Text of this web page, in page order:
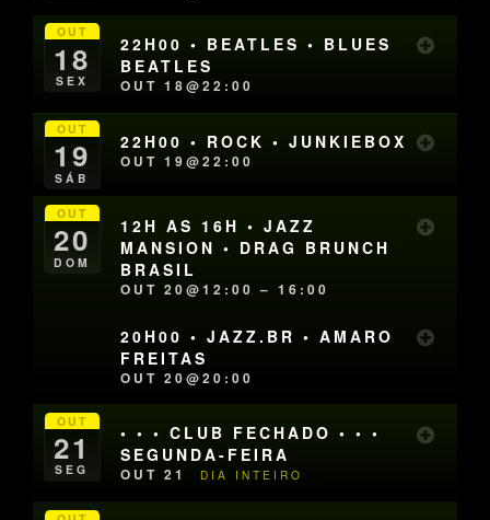
OUT
18
SEX
22H00 • BEATLES • BLUES
BEATLES
OUT 18@22:00
OUT
19
SÁB
22H00 • ROCK • JUNKIEBOX
OUT 19@22:00
OUT
20
DOM
12H AS 16H • JAZZ
MANSION • DRAG BRUNCH
BRASIL
OUT 20@12:00 – 16:00
20H00 • JAZZ.BR • AMARO
FREITAS
OUT 20@20:00
OUT
21
SEG
• • • CLUB FECHADO • • •
SEGUNDA-FEIRA
OUT 21 DIA INTEIRO